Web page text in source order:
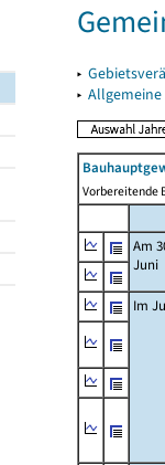
▸
▸
Vorbereitende
Am
Juni
Im